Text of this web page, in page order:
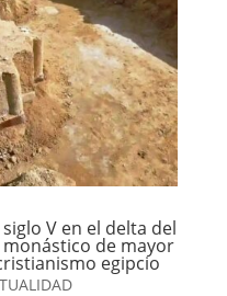
V en el delta del
de mayor
egipcio